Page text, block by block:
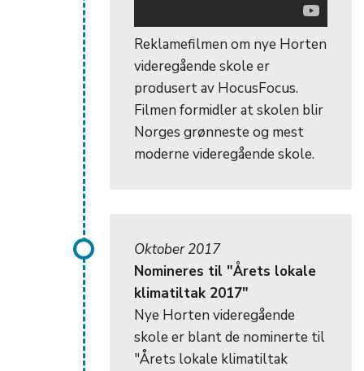
Reklamefilmen om nye Horten
videregående skole er
produsert av HocusFocus.
Filmen formidler at skolen blir
Norges grønneste og mest
moderne videregående skole.
Oktober 2017
Nomineres til "Årets lokale
klimatiltak 2017"
Nye Horten videregående
skole er blant de nominerte til
"Årets lokale klimatiltak